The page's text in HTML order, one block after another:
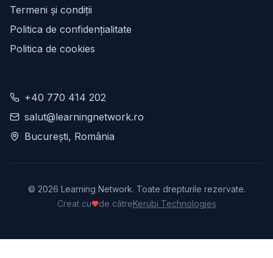
Termeni și condiții
Politica de confidențialitate
Politica de cookies
+40 770 414 202
salut@learningnetwork.ro
București, România
© 2026 Learning Network. Toate drepturile rezervate.
Creat cu
de cătreKerubi Technologies